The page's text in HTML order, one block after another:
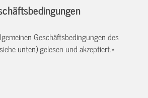
Geschäftsbedingungen des
unten) gelesen und akzeptiert.*